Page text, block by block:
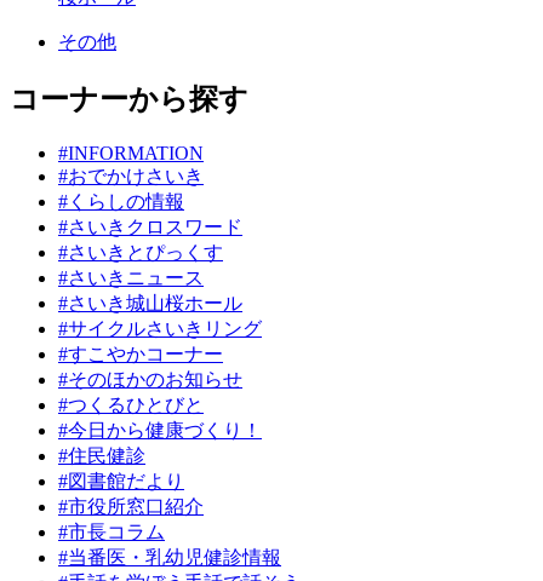
その他
コーナーから探す
#INFORMATION
#おでかけさいき
#くらしの情報
#さいきクロスワード
#さいきとぴっくす
#さいきニュース
#さいき城山桜ホール
#サイクルさいきリング
#すこやかコーナー
#そのほかのお知らせ
#つくるひとびと
#今日から健康づくり！
#住民健診
#図書館だより
#市役所窓口紹介
#市長コラム
#当番医・乳幼児健診情報